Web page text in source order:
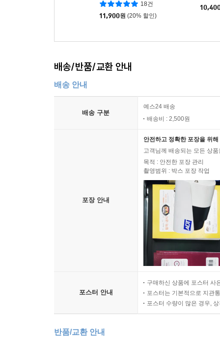
18건
11,900원 (20% 할인)
배송/반품/교환 안내
배송 안내
배송 구분
예스24 배송
배송비 : 2,500원
포장 안내
안전하고 정확한 포장을 위
고객님께 배송되는 모든 상
목적 : 안전한 포장 관리
촬영범위 : 박스 포장 작업
포스터 안내
구매하신 상품에 포스터 사
포스터는 기본적으로 지관
포스터 수량이 많은 경우,
반품/교환 안내